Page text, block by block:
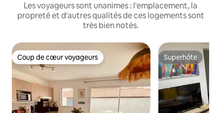
Les voyageurs sont unanimes : l'emplacement, la
propreté et d'autres qualités de ces logements sont
très bien notés.
Coup de cœur voyageurs
Coup de cœur voyageurs Superhôte
Superhôte